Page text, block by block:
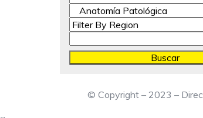
© Copyright – 2023 –